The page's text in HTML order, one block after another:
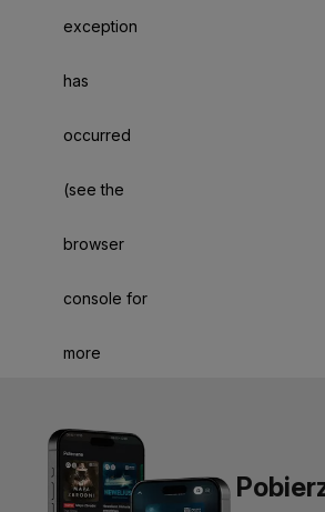
exception
has
occurred
(see the
browser
console for
more